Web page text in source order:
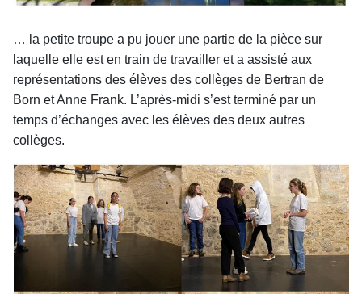
… la petite troupe a pu jouer une partie de la pièce sur
laquelle elle est en train de travailler et a assisté aux
représentations des élèves des collèges de Bertran de
Born et Anne Frank. L’après-midi s’est terminé par un
temps d’échanges avec les élèves des deux autres
collèges.